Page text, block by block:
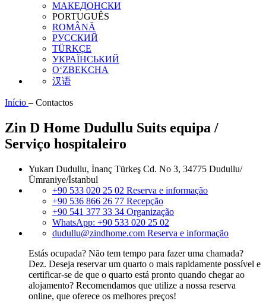
МАКЕДОНСКИ
PORTUGUÊS
ROMÂNĂ
РУССКИЙ
TÜRKÇE
УКРАЇНСЬКИЙ
O‘ZBEKCHA
汉语
Início – Contactos
Zin D Home Dudullu Suits equipa /
Serviço hospitaleiro
Yukarı Dudullu, İnanç Türkeş Cd. No 3, 34775 Dudullu/
Ümraniye/İstanbul
+90 533 020 25 02 Reserva e informação
+90 536 866 26 77 Recepção
+90 541 377 33 34 Organização
WhatsApp: +90 533 020 25 02
dudullu@zindhome.com Reserva e informação
Estás ocupada? Não tem tempo para fazer uma chamada?
Dez. Deseja reservar um quarto o mais rapidamente possível e
certificar-se de que o quarto está pronto quando chegar ao
alojamento? Recomendamos que utilize a nossa reserva
online, que oferece os melhores preços!